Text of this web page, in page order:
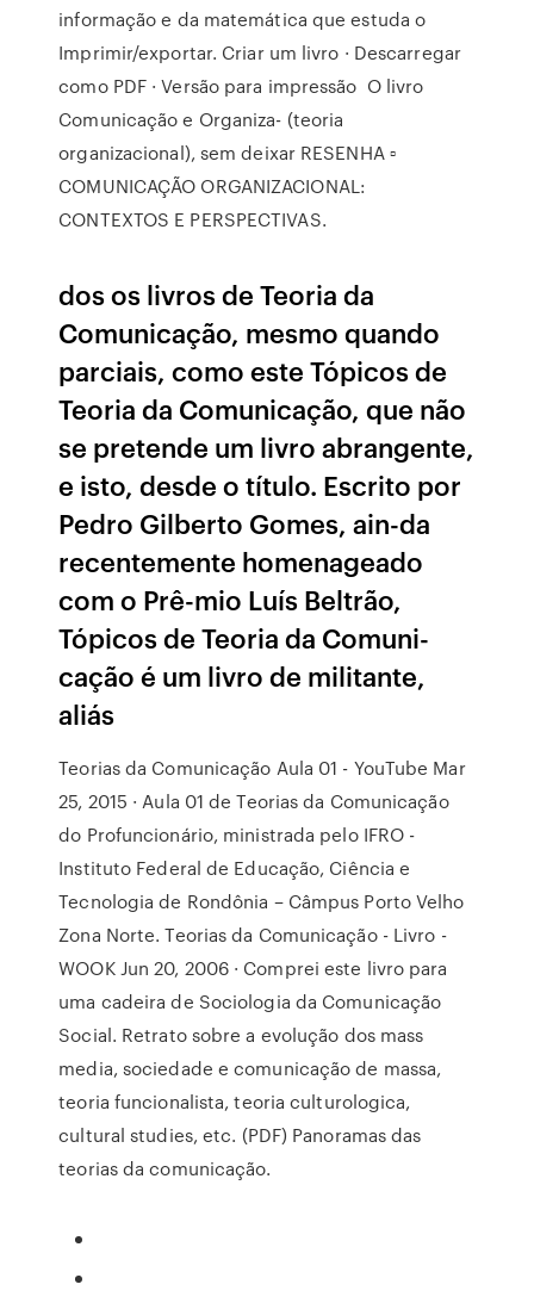
informação e da matemática que estuda o
Imprimir/exportar. Criar um livro · Descarregar
como PDF · Versão para impressão O livro
Comunicação e Organiza- (teoria
organizacional), sem deixar RESENHA ▫
COMUNICAÇÃO ORGANIZACIONAL:
CONTEXTOS E PERSPECTIVAS.
dos os livros de Teoria da
Comunicação, mesmo quando
parciais, como este Tópicos de
Teoria da Comunicação, que não
se pretende um livro abrangente,
e isto, desde o título. Escrito por
Pedro Gilberto Gomes, ain-da
recentemente homenageado
com o Prê-mio Luís Beltrão,
Tópicos de Teoria da Comuni-
cação é um livro de militante,
aliás
Teorias da Comunicação Aula 01 - YouTube Mar
25, 2015 · Aula 01 de Teorias da Comunicação
do Profuncionário, ministrada pelo IFRO -
Instituto Federal de Educação, Ciência e
Tecnologia de Rondônia – Câmpus Porto Velho
Zona Norte. Teorias da Comunicação - Livro -
WOOK Jun 20, 2006 · Comprei este livro para
uma cadeira de Sociologia da Comunicação
Social. Retrato sobre a evolução dos mass
media, sociedade e comunicação de massa,
teoria funcionalista, teoria culturologica,
cultural studies, etc. (PDF) Panoramas das
teorias da comunicação.